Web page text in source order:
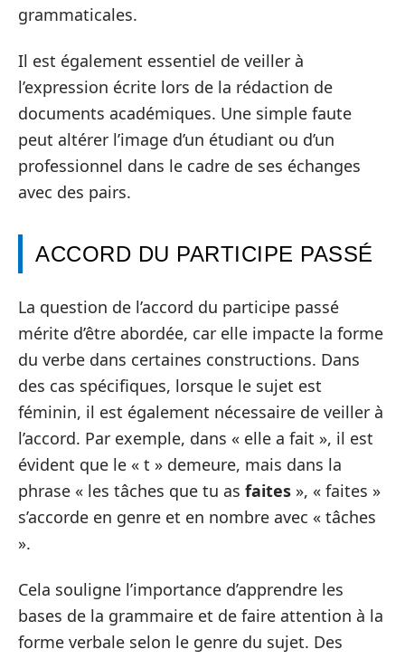
grammaticales.
Il est également essentiel de veiller à
l’expression écrite lors de la rédaction de
documents académiques. Une simple faute
peut altérer l’image d’un étudiant ou d’un
professionnel dans le cadre de ses échanges
avec des pairs.
ACCORD DU PARTICIPE PASSÉ
La question de l’accord du participe passé
mérite d’être abordée, car elle impacte la forme
du verbe dans certaines constructions. Dans
des cas spécifiques, lorsque le sujet est
féminin, il est également nécessaire de veiller à
l’accord. Par exemple, dans « elle a fait », il est
évident que le « t » demeure, mais dans la
phrase « les tâches que tu as faites », « faites »
s’accorde en genre et en nombre avec « tâches
».
Cela souligne l’importance d’apprendre les
bases de la grammaire et de faire attention à la
forme verbale selon le genre du sujet. Des